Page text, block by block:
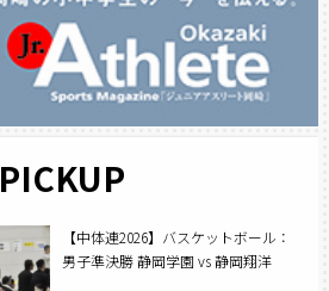
PICKUP
【中体連2026】バスケットボール：
男子準決勝 静岡学園 vs 静岡翔洋